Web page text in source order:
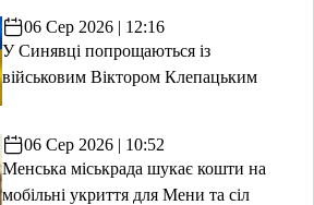
06 Сер 2026 | 12:16
У Синявці попрощаються із
військовим Віктором Клепацьким
06 Сер 2026 | 10:52
Менська міськрада шукає кошти на
мобільні укриття для Мени та сіл